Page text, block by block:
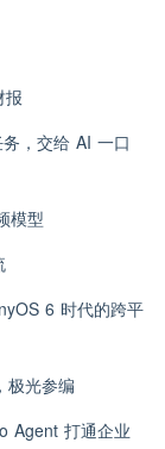
报
，交给 AI 一口
模型
6 时代的跨平
极光参编
Agent 打通企业